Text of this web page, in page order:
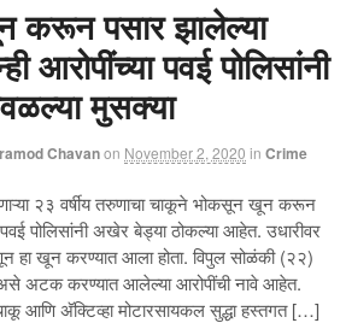
करून पसार झालेल्या
आरोपींच्या पवई पोलिसांनी
मुसक्या
Chavanon November 2, 2020 in Crime
२३ वर्षीय तरुणाचा चाकूने भोकसून खून करून
पोलिसांनी अखेर बेड्या ठोकल्या आहेत. उधारीवर
हा खून करण्यात आला होता. विपुल सोळंकी (२२)
अटक करण्यात आलेल्या आरोपींची नावे आहेत.
चाकू आणि अ‍ॅक्टिव्हा मोटारसायकल सुद्धा हस्तगत […]